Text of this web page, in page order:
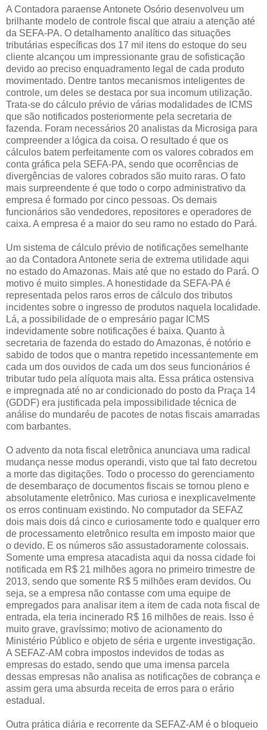
A Contadora paraense Antonete Osório desenvolveu um
brilhante modelo de controle fiscal que atraiu a atenção até
da SEFA-PA. O detalhamento analítico das situações
tributárias específicas dos 17 mil itens do estoque do seu
cliente alcançou um impressionante grau de sofisticação
devido ao preciso enquadramento legal de cada produto
movimentado. Dentre tantos mecanismos inteligentes de
controle, um deles se destaca por sua incomum utilização.
Trata-se do cálculo prévio de várias modalidades de ICMS
que são notificados posteriormente pela secretaria de
fazenda. Foram necessários 20 analistas da Microsiga para
compreender a lógica da coisa. O resultado é que os
cálculos batem perfeitamente com os valores cobrados em
conta gráfica pela SEFA-PA, sendo que ocorrências de
divergências de valores cobrados são muito raras. O fato
mais surpreendente é que todo o corpo administrativo da
empresa é formado por cinco pessoas. Os demais
funcionários são vendedores, repositores e operadores de
caixa. A empresa é a maior do seu ramo no estado do Pará.
Um sistema de cálculo prévio de notificações semelhante
ao da Contadora Antonete seria de extrema utilidade aqui
no estado do Amazonas. Mais até que no estado do Pará. O
motivo é muito simples. A honestidade da SEFA-PA é
representada pelos raros erros de cálculo dos tributos
incidentes sobre o ingresso de produtos naquela localidade.
Lá, a possibilidade de o empresário pagar ICMS
indevidamente sobre notificações é baixa. Quanto à
secretaria de fazenda do estado do Amazonas, é notório e
sabido de todos que o mantra repetido incessantemente em
cada um dos ouvidos de cada um dos seus funcionários é
tributar tudo pela alíquota mais alta. Essa prática ostensiva
e impregnada até no ar condicionado do posto da Praça 14
(GDDF) era justificada pela impossibilidade técnica de
análise do mundaréu de pacotes de notas fiscais amarradas
com barbantes.
O advento da nota fiscal eletrônica anunciava uma radical
mudança nesse modus operandi, visto que tal fato decretou
a morte das digitações. Todo o processo do gerenciamento
de desembaraço de documentos fiscais se tornou pleno e
absolutamente eletrônico. Mas curiosa e inexplicavelmente
os erros continuam existindo. No computador da SEFAZ
dois mais dois dá cinco e curiosamente todo e qualquer erro
de processamento eletrônico resulta em imposto maior que
o devido. E os números são assustadoramente colossais.
Somente uma empresa atacadista aqui da nossa cidade foi
notificada em R$ 21 milhões agora no primeiro trimestre de
2013, sendo que somente R$ 5 milhões eram devidos. Ou
seja, se a empresa não contasse com uma equipe de
empregados para analisar item a item de cada nota fiscal de
entrada, ela teria incinerado R$ 16 milhões de reais. Isso é
muito grave, gravíssimo; motivo de acionamento do
Ministério Público e objeto de séria e urgente investigação.
A SEFAZ-AM cobra impostos indevidos de todas as
empresas do estado, sendo que uma imensa parcela
dessas empresas não analisa as notificações de cobrança e
assim gera uma absurda receita de erros para o erário
estadual.
Outra prática diária e recorrente da SEFAZ-AM é o bloqueio